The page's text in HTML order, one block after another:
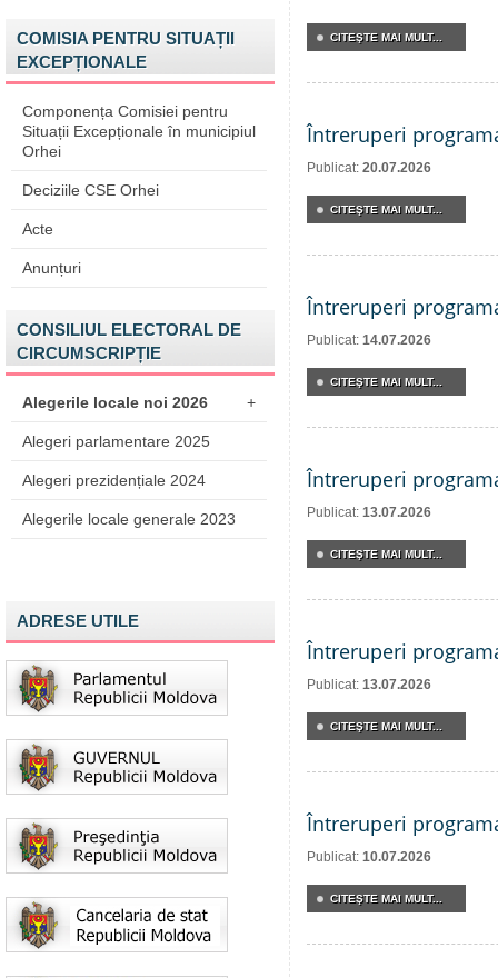
COMISIA PENTRU SITUAȚII
EXCEPȚIONALE
Componența Comisiei pentru
Situații Excepționale în municipiul
Orhei
Deciziile CSE Orhei
Acte
Anunțuri
CONSILIUL ELECTORAL DE
CIRCUMSCRIPȚIE
Alegerile locale noi 2026 +
Alegeri parlamentare 2025
Alegeri prezidențiale 2024
Alegerile locale generale 2023
ADRESE UTILE
CITEŞTE MAI MULT...
Întreruperi
Publicat: 20.07.2026
CITEŞTE MAI MULT...
Întreruperi
Publicat: 14.07.2026
CITEŞTE MAI MULT...
Întreruperi
Publicat: 13.07.2026
CITEŞTE MAI MULT...
Întreruperi
Publicat: 13.07.2026
CITEŞTE MAI MULT...
Întreruperi
Publicat: 10.07.2026
CITEŞTE MAI MULT...